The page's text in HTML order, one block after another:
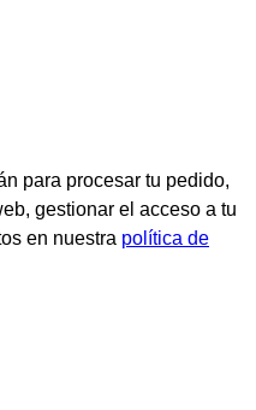
para procesar tu pedido,
gestionar el acceso a tu
en nuestra política de